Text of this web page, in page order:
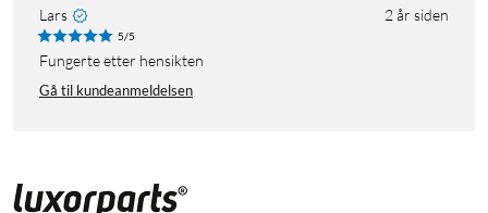
Lars 2 år siden
5/5
Fungerte etter hensikten
Gå til kundeanmeldelsen